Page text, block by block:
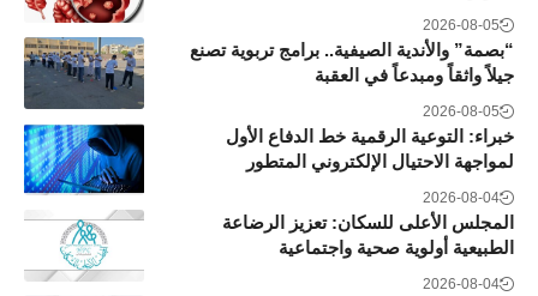
2026-08-05
“بصمة” والأندية الصيفية.. برامج تربوية تصنع
جيلاً واثقاً ومبدعاً في العقبة
2026-08-05
خبراء: التوعية الرقمية خط الدفاع الأول
لمواجهة الاحتيال الإلكتروني المتطور
2026-08-04
المجلس الأعلى للسكان: تعزيز الرضاعة
الطبيعية أولوية صحية واجتماعية
2026-08-04